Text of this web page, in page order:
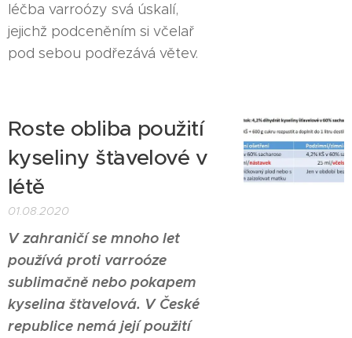
léčba varroózy svá úskalí,
jejichž podceněním si včelař
pod sebou podřezává větev.
Roste obliba použití
kyseliny šťavelové v
létě
01.08.2020
V zahraničí se mnoho let
používá proti varroóze
sublimačně nebo pokapem
kyselina šťavelová. V České
republice nemá její použití